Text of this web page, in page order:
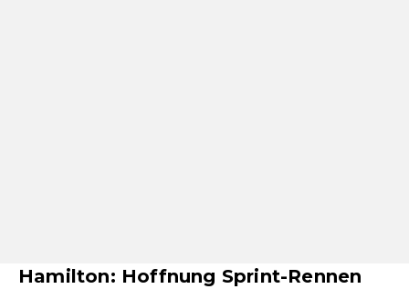
Hamilton: Hoffnung Sprint-Rennen